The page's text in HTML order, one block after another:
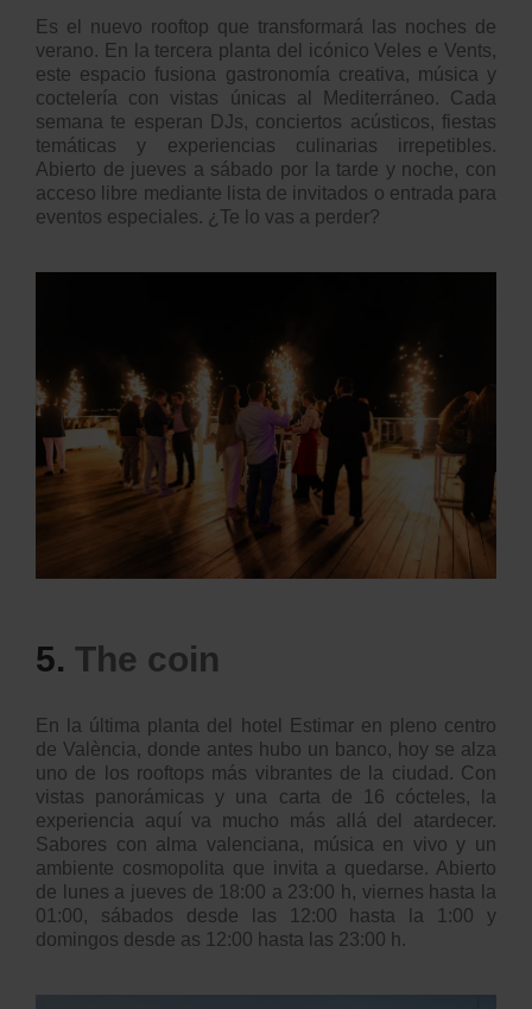
Es el nuevo rooftop que transformará las noches de
verano. En la tercera planta del icónico Veles e Vents,
este espacio fusiona gastronomía creativa, música y
coctelería con vistas únicas al Mediterráneo. Cada
semana te esperan DJs, conciertos acústicos, fiestas
temáticas y experiencias culinarias irrepetibles.
Abierto de jueves a sábado por la tarde y noche, con
acceso libre mediante lista de invitados o entrada para
eventos especiales. ¿Te lo vas a perder?
5. The coin
En la última planta del hotel Estimar en pleno centro
de València, donde antes hubo un banco, hoy se alza
uno de los rooftops más vibrantes de la ciudad. Con
vistas panorámicas y una carta de 16 cócteles, la
experiencia aquí va mucho más allá del atardecer.
Sabores con alma valenciana, música en vivo y un
ambiente cosmopolita que invita a quedarse. Abierto
de lunes a jueves de 18:00 a 23:00 h, viernes hasta la
01:00, sábados desde las 12:00 hasta la 1:00 y
domingos desde as 12:00 hasta las 23:00 h.